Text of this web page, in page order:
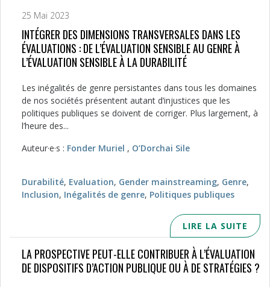
25 Mai 2023
INTÉGRER DES DIMENSIONS TRANSVERSALES DANS LES
ÉVALUATIONS : DE L’ÉVALUATION SENSIBLE AU GENRE À
L’ÉVALUATION SENSIBLE À LA DURABILITÉ
Les inégalités de genre persistantes dans tous les domaines
de nos sociétés présentent autant d’injustices que les
politiques publiques se doivent de corriger. Plus largement, à
l’heure des...
Auteur·e·s : Fonder Muriel , O’Dorchai Sile
Durabilité, Evaluation, Gender mainstreaming, Genre,
Inclusion, Inégalités de genre, Politiques publiques
LIRE LA SUITE
LA PROSPECTIVE PEUT-ELLE CONTRIBUER À L’ÉVALUATION
DE DISPOSITIFS D’ACTION PUBLIQUE OU À DE STRATÉGIES ?